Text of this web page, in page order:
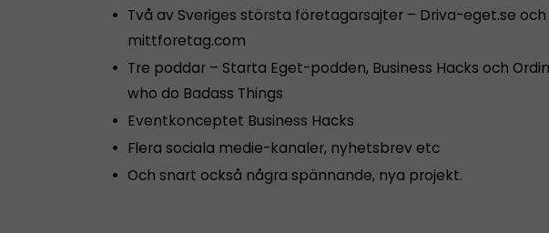
Två av Sveriges största företagarsajter – Driva-eget.se och
mittforetag.com
Tre poddar – Starta Eget-podden, Business Hacks och
who do Badass Things
Eventkonceptet Business Hacks
Flera sociala medie-kanaler, nyhetsbrev etc
Och snart också några spännande, nya projekt.